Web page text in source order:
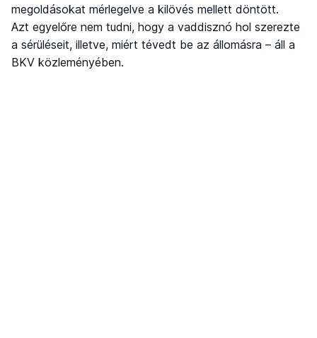
megoldásokat mérlegelve a kilövés mellett döntött.
Azt egyelőre nem tudni, hogy a vaddisznó hol szerezte
a sérüléseit, illetve, miért tévedt be az állomásra – áll a
BKV közleményében.